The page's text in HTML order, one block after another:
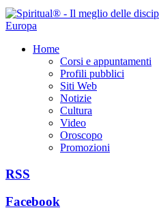
Home
Corsi e appuntamenti
Profili pubblici
Siti Web
Notizie
Cultura
Video
Oroscopo
Promozioni
RSS
Facebook